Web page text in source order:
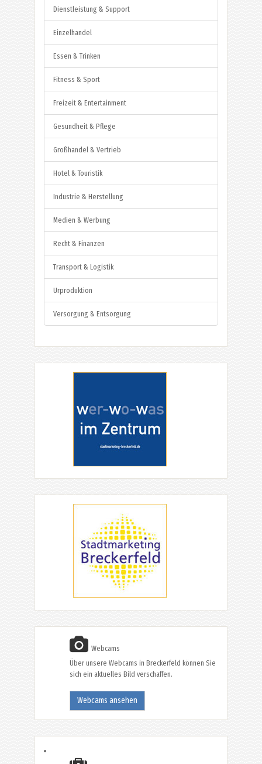
Dienstleistung & Support
Einzelhandel
Essen & Trinken
Fitness & Sport
Freizeit & Entertainment
Gesundheit & Pflege
Großhandel & Vertrieb
Hotel & Touristik
Industrie & Herstellung
Medien & Werbung
Recht & Finanzen
Transport & Logistik
Urproduktion
Versorgung & Entsorgung
Webcams
Über unsere Webcams in Breckerfeld können Sie
sich ein aktuelles Bild verschaffen.
Webcams ansehen